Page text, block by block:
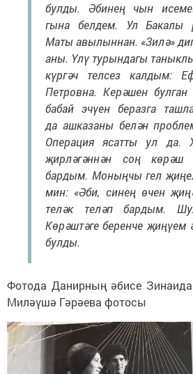
булды. Әбинең чын
гына белдем. Ул Бакалы
Маты авылыннан. «Зилә»
аны. Үлү турындагы
күргәч телсез калдым:
Петровна. Керәшен
бабай эчүен беразга
да ашказаны белән
Операция ясатты ул да.
җирләгәннән соң көрәш
бардым. Моныңчы гел
мин: «Әби, синең өчен
теләк теләп бардым.
Көрәштәге беренче җиңүем
булды.
Фотода Данирның әбисе
Миләүшә Гәрәева фотосы